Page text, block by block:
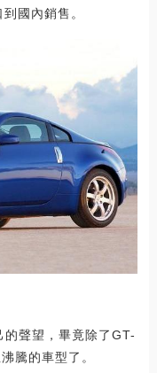
國內銷售。
的聲望，畢竟除了GT-
騰的車型了。